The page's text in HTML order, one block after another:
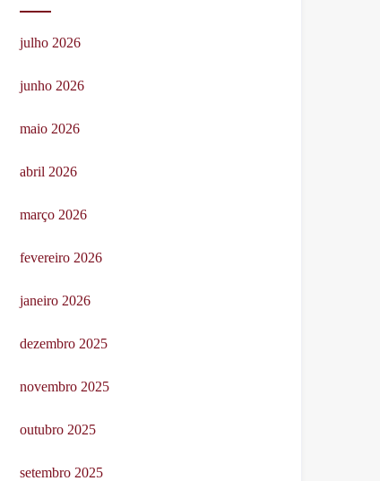
julho 2026
junho 2026
maio 2026
abril 2026
março 2026
fevereiro 2026
janeiro 2026
dezembro 2025
novembro 2025
outubro 2025
setembro 2025